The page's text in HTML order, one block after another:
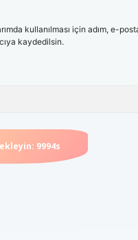
kullanılması için adım, e-
kaydedilsin.